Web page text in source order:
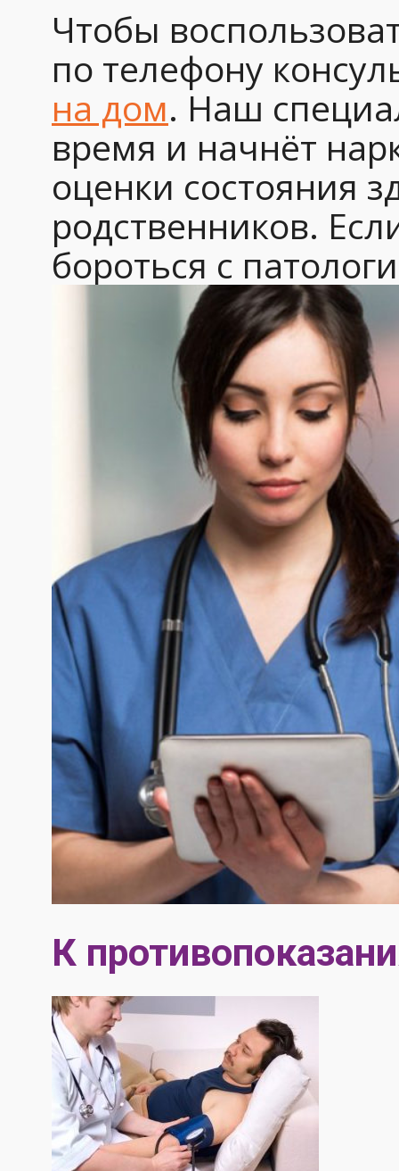
Чтобы
по телефону
на дом. Наш
время и начнёт
оценки состояния
родственников.
бороться с
К